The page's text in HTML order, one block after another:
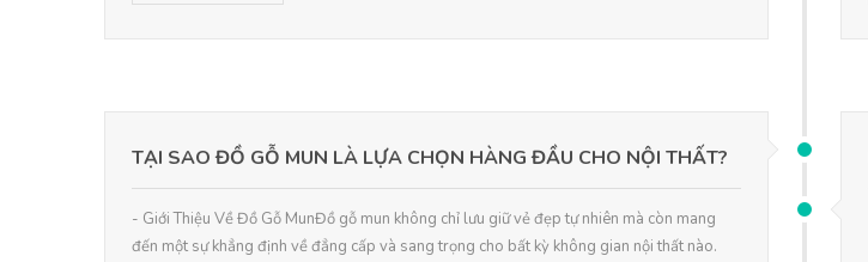
TẠI SAO ĐỒ GỖ MUN LÀ LỰA CHỌN HÀNG ĐẦU CHO NỘI THẤT?
- Giới Thiệu Về Đồ Gỗ MunĐồ gỗ mun không chỉ lưu giữ vẻ đẹp tự nhiên mà còn mang
đến một sự khẳng định về đẳng cấp và sang trọng cho bất kỳ không gian nội thất nào.